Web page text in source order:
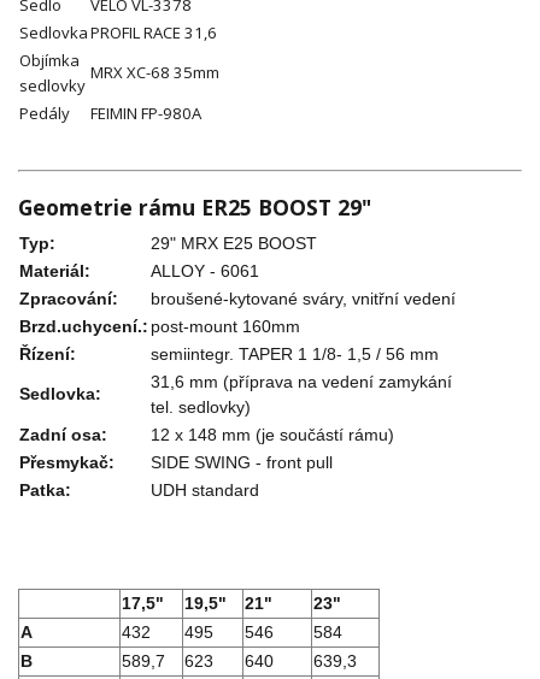
Sedlo
VELO VL-3378
SedlovkaPROFIL RACE 31,6
Objímka
sedlovky
MRX XC-68 35mm
Pedály
FEIMIN FP-980A
Geometrie rámu ER25 BOOST 29"
Typ:
29" MRX E25 BOOST
Materiál:
ALLOY - 6061
Zpracování:
broušené-kytované sváry, vnitřní vedení
Brzd.uchycení.: post-mount 160mm
Řízení:
semiintegr. TAPER 1 1/8- 1,5 / 56 mm
Sedlovka:
31,6 mm (příprava na vedení zamykání
tel. sedlovky)
Zadní osa:
12 x 148 mm (je součástí rámu)
Přesmykač:
SIDE SWING - front pull
Patka:
UDH standard
17,5" 19,5" 21"
23"
A
432 495 546
584
B
589,7 623 640
639,3